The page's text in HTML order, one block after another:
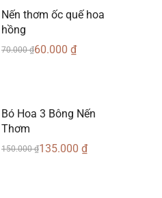
Nến thơm ốc quế hoa
hồng
70.000₫60.000 ₫
Bó Hoa 3 Bông Nến
Thơm
150.000₫135.000 ₫